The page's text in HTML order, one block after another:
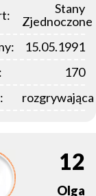
Stany
Zjednoczone
15.05.1991
170
rozgrywająca
12
Olga